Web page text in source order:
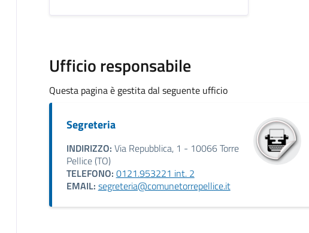
Ufficio responsabile
Questa pagina è gestita dal seguente ufficio
Segreteria
INDIRIZZO: Via Repubblica, 1 - 10066 Torre
Pellice (TO)
TELEFONO: 0121.953221 int. 2
EMAIL: segreteria@comunetorrepellice.it